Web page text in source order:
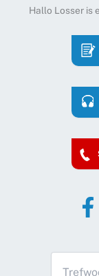
Hallo Losser is